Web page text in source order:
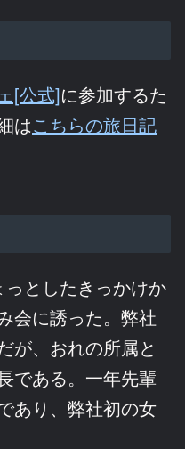
[公式]に参加するた
はこちらの旅日記
としたきっかけか
会に誘った。弊社
が、おれの所属と
である。一年先輩
あり、弊社初の女